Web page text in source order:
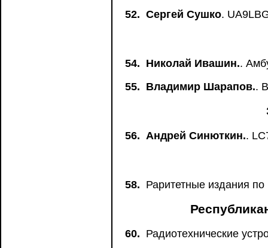
52. Сергей Сушко.
54. Николай Ивашин..
55. Владимир Шарапов..
56. Андрей Синюткин..
58. Раритетные издания
60. Радиотехнические